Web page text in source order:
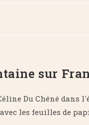
sur
Du Chéné dans
les feuilles de